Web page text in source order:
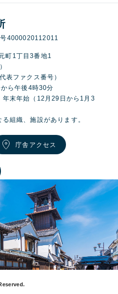
4000020112011
町1丁目3番地1
表ファクス番号）
ら午後4時30分
年末年始（12月29日から1月3
組織、施設があります。
庁舎アクセス